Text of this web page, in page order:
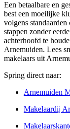
Een betaalbare en
best een moeilijke
volgens
stappen zonder
achterhoofd te
Arnemuiden. Lees
makelaars uit
Spring direct naar:
Arnemuiden
Makelaardij